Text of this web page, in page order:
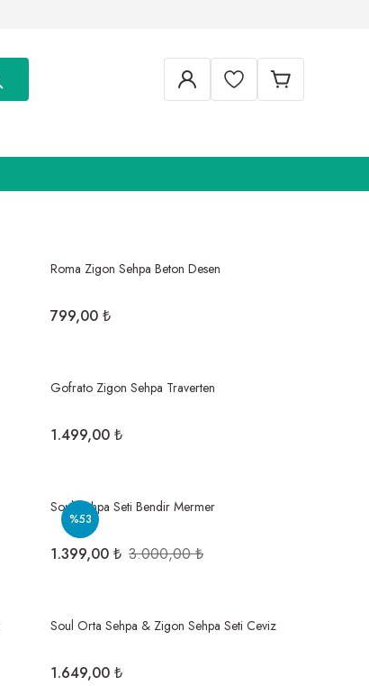
Roma Zigon Sehpa Beton Desen
799,00 ₺
Gofrato Zigon Sehpa Traverten
1.499,00 ₺
%53
Soul Sehpa Seti Bendir Mermer
1.399,00 ₺ 3.000,00 ₺
Soul Orta Sehpa & Zigon Sehpa Seti Ceviz
1.649,00 ₺